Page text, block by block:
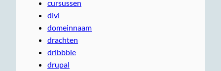
cursussen
divi
domeinnaam
drachten
dribbble
drupal